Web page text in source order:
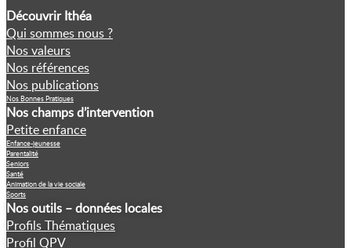
Découvrir Ithéa
Qui sommes nous ?
Nos valeurs
Nos références
Nos publications
Nos Bonnes Pratiques
Nos champs d’intervention
Petite enfance
Enfance-jeunesse
Parentalité
Seniors
Santé
Animation de la vie sociale
Sports
Nos outils – données locales
Profils Thématiques
Profil QPV